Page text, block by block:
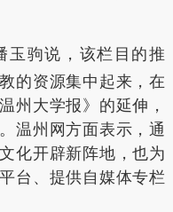
玉驹说，该栏目的推
的资源集中起来，在
州大学报》的延伸，
温州网方面表示，通
化开辟新阵地，也为
台、提供自媒体专栏